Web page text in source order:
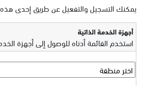
يمكنك التسجيل والتفعيل عن طريق إحدى
أجهزة الخدمة الذاتية
استخدم القائمة أدناه للوصول إلى أجهزة